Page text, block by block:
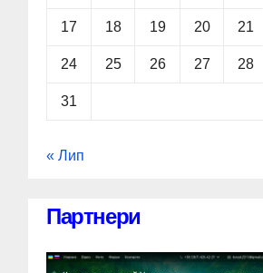
17 18 19 20 21
24 25 26 27 28
31
« Лип
Партнери